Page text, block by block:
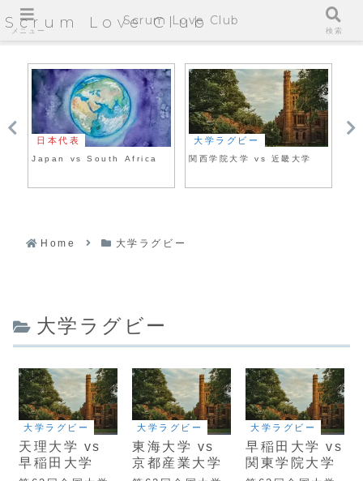
Scrum Love Club
日本代表
Japan vs South Africa
大学ラグビー
関西学院大学 vs 近畿大学
Home 大学ラグビー
大学ラグビー
大学ラグビー
天理大学 vs
早稲田大学
大学ラグビー
東海大学 vs
京都産業大学
大学ラグビー
早稲田大学 vs
関東学院大学
メニュー
Scrum Love Club
検索